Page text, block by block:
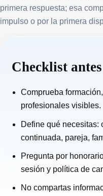
primera respuesta; esa
impulso o por la primera
Checklist
Comprueba
profesionales visibles.
Define qué necesitas:
continuada, pareja,
Pregunta por
sesión y política de
No compartas